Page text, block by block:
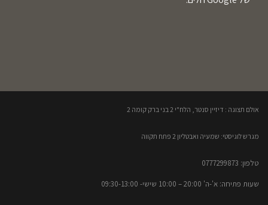
אולם תצוגה : דיזיין סנטר, הלח"י 2 בני ברק קומה 2​
מגרש לוגיסטי: שמעיה ואבטליון 2 פתח תקווה
טלפון: 0777299873​
שעות פתיחה: א'-ה' 20:00 – 10:00​​ שישי- 09:30-13:00